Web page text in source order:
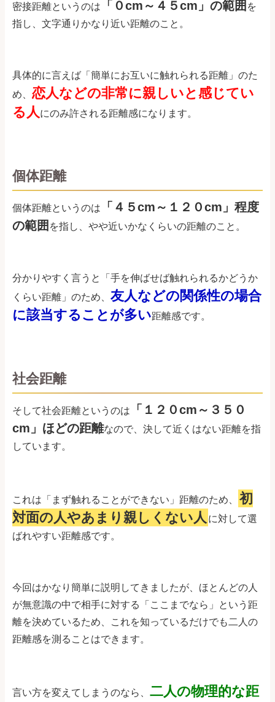
密接距離というのは 「０cm～４５cm」の範囲 を
指し、文字通りかなり近い距離のこと。
具体的に言えば「簡単にお互いに触れられる距離」のた
め、 恋人などの非常に親しいと感じてい
る人にのみ許される距離感になります。
個体距離
個体距離というのは
「４５cm～１２０cm」程度
の範囲 を指し、やや近いかなくらいの距離のこと。
分かりやすく言うと「手を伸ばせば触れられるかどうか
くらい距離」のため、 友人などの関係性の場合
に該当することが多い距離感です。
社会距離
そして社会距離というのは
「１２０cm～３５０
cm」ほどの距離なので、決して近くはない距離を指
しています。
これは「まず触れることができない」距離のため、
初
対面の人やあまり親しくない人 に対して選
ばれやすい距離感です。
今回はかなり簡単に説明してきましたが、ほとんどの人
が無意識の中で相手に対する「ここまでなら」という距
離を決めているため、これを知っているだけでも二人の
距離感を測ることはできます。
言い方を変えてしまうのなら、 二人の物理的な距